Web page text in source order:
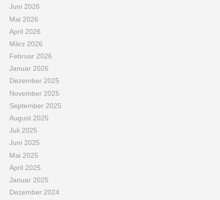
Juni 2026
Mai 2026
April 2026
März 2026
Februar 2026
Januar 2026
Dezember 2025
November 2025
September 2025
August 2025
Juli 2025
Juni 2025
Mai 2025
April 2025
Januar 2025
Dezember 2024